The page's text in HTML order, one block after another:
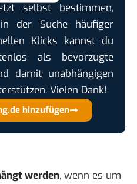
selbst bestimmen,
der Suche häufiger
Klicks kannst du
als bevorzugte
damit unabhängigen
Vielen Dank!
hinzufügen
werden, wenn es um